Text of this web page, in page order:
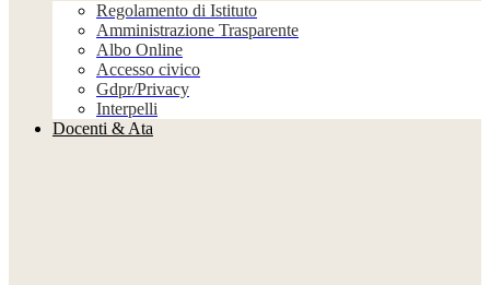
Regolamento di Istituto
Amministrazione Trasparente
Albo Online
Accesso civico
Gdpr/Privacy
Interpelli
Docenti & Ata